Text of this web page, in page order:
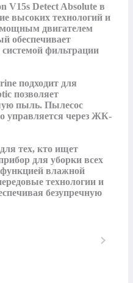
V15s Detect Absolute в
высоких технологий и
двигателем
обеспечивает
фильтрации
подходит для
позволяет
пыль. Пылесос
управляется через ЖК-
тех, кто ищет
для уборки всех
влажной
технологии и
безупречную